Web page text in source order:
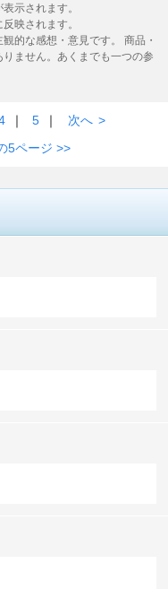
示されます。
映されます。
的な感想・意見です。 商品・
ません。あくまでも一つの参
｜ 5 ｜ 次へ >
5ページ >>